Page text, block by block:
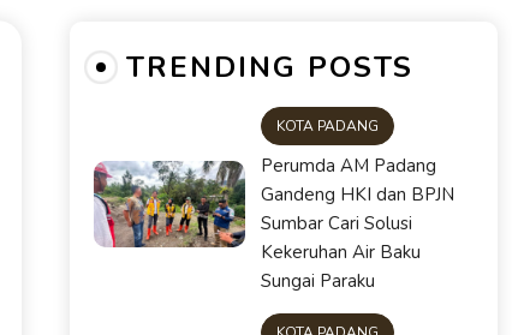
TRENDING POSTS
KOTA PADANG
Perumda AM Padang
Gandeng HKI dan BPJN
Sumbar Cari Solusi
Kekeruhan Air Baku
Sungai Paraku